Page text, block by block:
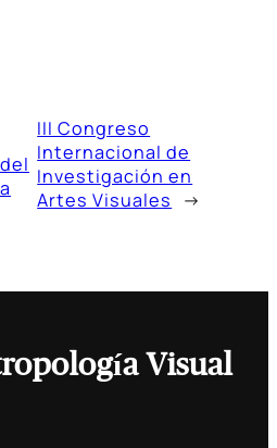
III Congreso
Internacional de
Investigación en
Artes Visuales
→
Visual